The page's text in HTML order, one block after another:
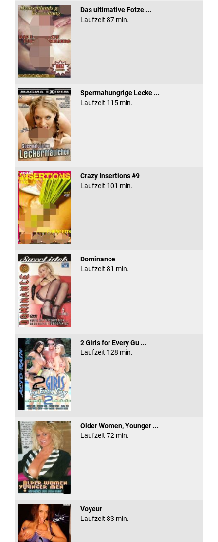
Das ultimative Fotze ...
Laufzeit 87 min.
Spermahungrige Lecke ...
Laufzeit 115 min.
Crazy Insertions #9
Laufzeit 101 min.
Dominance
Laufzeit 81 min.
2 Girls for Every Gu ...
Laufzeit 128 min.
Older Women, Younger ...
Laufzeit 72 min.
Voyeur
Laufzeit 83 min.